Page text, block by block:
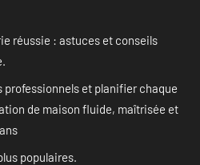
réussie : astuces et conseils
professionnels et planifier chaque
de maison fluide, maîtrisée et
populaires.